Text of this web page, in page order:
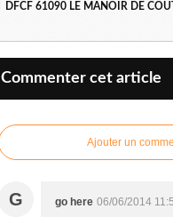
DFCF 61090 LE MANOIR DE
Commenter cet article
Ajouter un
G go here 06/06/2014